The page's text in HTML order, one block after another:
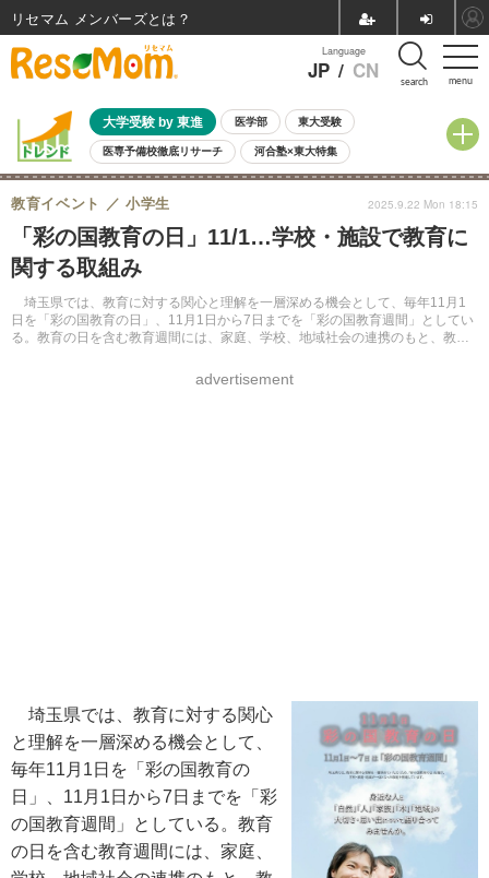
menu
Language
JP / CN search
大学受験 by 東進 医学部 東大受験
医専予備校徹底リサーチ 河合塾×東大特集
親子で考える大学選び 高校受験 中学受験 小学校受験
共通テスト 夏休み
8月開催イベント・WS 全国公立高校 過去問 人気記事
自由研究教材（小学生向け）
「彩の国教育の日」11/1…学校・施設で教育に
関する取組み
埼玉県では、教育に対する関心と理解を一層深める機会として、毎年11月1
日を「彩の国教育の日」、11月1日から7日までを「彩の国教育週間」としてい
る。教育の日を含む教育週間には、家庭、学校、地域社会の連携のもと、教育
教育イベント 小学生
advertisement
2025.9.22 Mon 18:15
埼玉県では、教育に対する関心
と理解を一層深める機会として、
毎年11月1日を「彩の国教育の
日」、11月1日から7日までを「彩
の国教育週間」としている。教育
の日を含む教育週間には、家庭、
リセマム メンバーズ